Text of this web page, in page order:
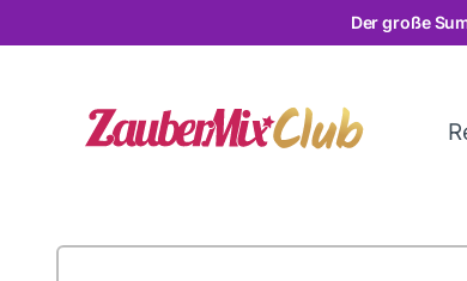
zum
Der große